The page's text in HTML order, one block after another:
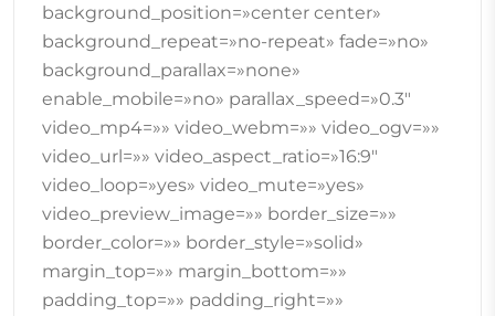
background_position=»center center»
background_repeat=»no-repeat» fade=»no»
background_parallax=»none»
enable_mobile=»no» parallax_speed=»0.3″
video_mp4=»» video_webm=»» video_ogv=»»
video_url=»» video_aspect_ratio=»16:9″
video_loop=»yes» video_mute=»yes»
video_preview_image=»» border_size=»»
border_color=»» border_style=»solid»
margin_top=»» margin_bottom=»»
padding_top=»» padding_right=»»